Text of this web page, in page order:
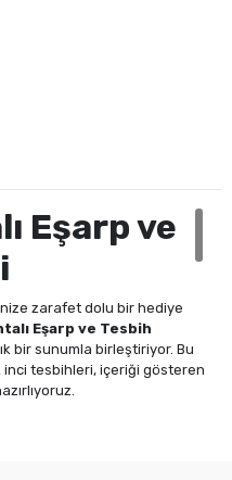
Eşarp ve
zarafet dolu bir hediye
Eşarp ve Tesbih
bir sunumla birleştiriyor. Bu
inci tesbihleri, içeriği gösteren